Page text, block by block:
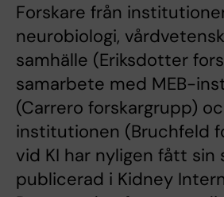
Forskare från
neurobiologi,
samhälle (Eriksdotter
samarbete med MEB-
(Carrero forskargrupp)
institutionen (Bruchfeld
vid KI har nyligen fått sin
publicerad i Kidney